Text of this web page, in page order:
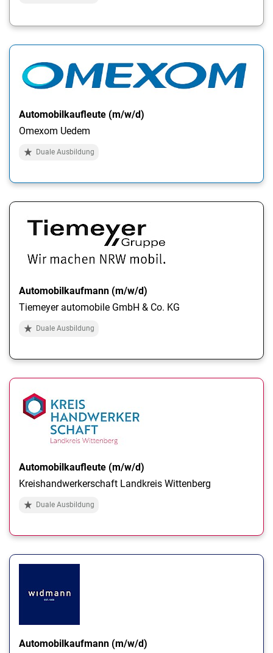
Automobilkaufleute (m/w/d)
Omexom Uedem
Duale Ausbildung
Automobilkaufmann (m/w/d)
Tiemeyer automobile GmbH & Co. KG
Duale Ausbildung
Automobilkaufleute (m/w/d)
Kreishandwerkerschaft Landkreis Wittenberg
Duale Ausbildung
Automobilkaufmann (m/w/d)